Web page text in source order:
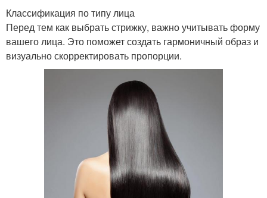
Классификация по типу лица
Перед тем как выбрать стрижку, важно учитывать форму
вашего лица. Это поможет создать гармоничный образ и
визуально скорректировать пропорции.